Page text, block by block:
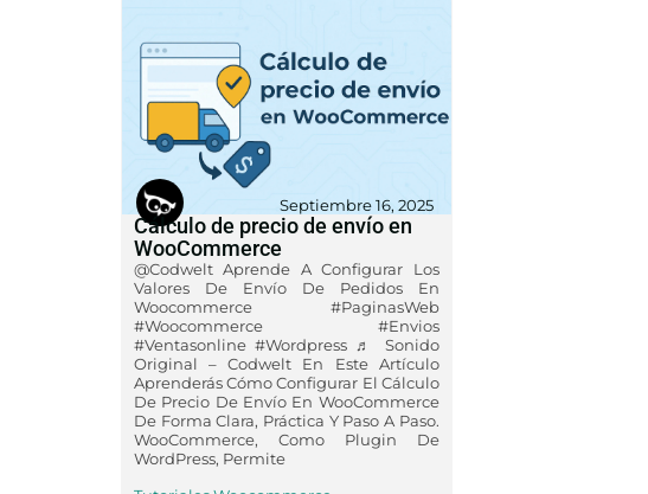
Septiembre 16, 2025
Cálculo de precio de envío en
WooCommerce
@codwelt Aprende A Configurar Los
Valores De Envío De Pedidos En
Woocommerce #PaginasWeb
#woocommerce #envios
#ventasonline #wordpress ♬ Sonido
Original – Codwelt En Este Artículo
Aprenderás Cómo Configurar El Cálculo
De Precio De Envío En WooCommerce
De Forma Clara, Práctica Y Paso A Paso.
WooCommerce, Como Plugin De
WordPress, Permite